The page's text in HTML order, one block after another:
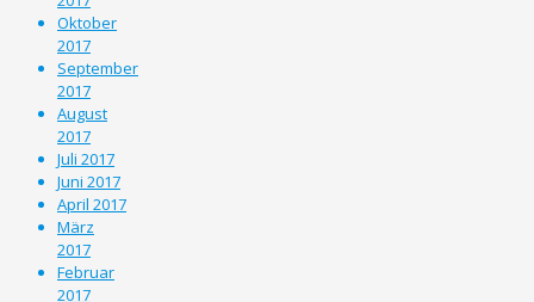
Oktober
2017
September
2017
August
2017
Juli 2017
Juni 2017
April 2017
März
2017
Februar
2017